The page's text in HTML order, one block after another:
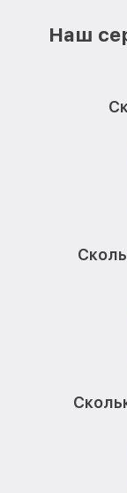
Наш